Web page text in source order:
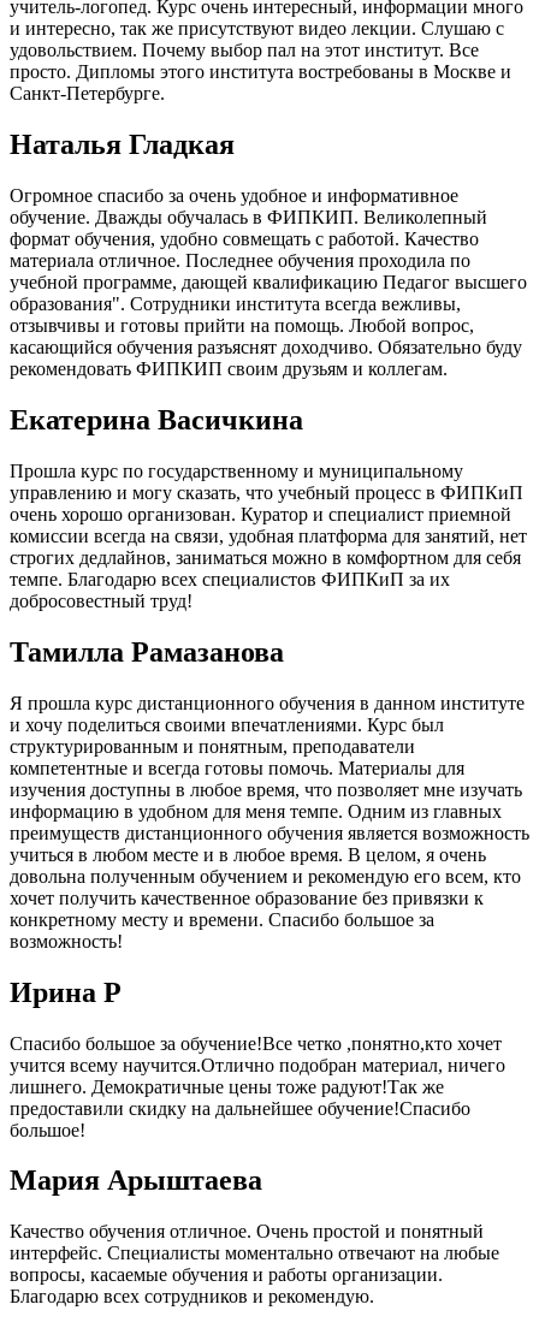
учитель-логопед. Курс очень интересный, информации много
и интересно, так же присутствуют видео лекции. Слушаю с
удовольствием. Почему выбор пал на этот институт. Все
просто. Дипломы этого института востребованы в Москве и
Санкт-Петербурге.
Наталья Гладкая
Огромное спасибо за очень удобное и информативное
обучение. Дважды обучалась в ФИПКИП. Великолепный
формат обучения, удобно совмещать с работой. Качество
материала отличное. Последнее обучения проходила по
учебной программе, дающей квалификацию Педагог высшего
образования". Сотрудники института всегда вежливы,
отзывчивы и готовы прийти на помощь. Любой вопрос,
касающийся обучения разъяснят доходчиво. Обязательно буду
рекомендовать ФИПКИП своим друзьям и коллегам.
Екатерина Васичкина
Прошла курс по государственному и муниципальному
управлению и могу сказать, что учебный процесс в ФИПКиП
очень хорошо организован. Куратор и специалист приемной
комиссии всегда на связи, удобная платформа для занятий, нет
строгих дедлайнов, заниматься можно в комфортном для себя
темпе. Благодарю всех специалистов ФИПКиП за их
добросовестный труд!
Тамилла Рамазанова
Я прошла курс дистанционного обучения в данном институте
и хочу поделиться своими впечатлениями. Курс был
структурированным и понятным, преподаватели
компетентные и всегда готовы помочь. Материалы для
изучения доступны в любое время, что позволяет мне изучать
информацию в удобном для меня темпе. Одним из главных
преимуществ дистанционного обучения является возможность
учиться в любом месте и в любое время. В целом, я очень
довольна полученным обучением и рекомендую его всем, кто
хочет получить качественное образование без привязки к
конкретному месту и времени. Спасибо большое за
возможность!
Ирина Р
Спасибо большое за обучение!Все четко ,понятно,кто хочет
учится всему научится.Отлично подобран материал, ничего
лишнего. Демократичные цены тоже радуют!Так же
предоставили скидку на дальнейшее обучение!Спасибо
большое!
Мария Арыштаева
Качество обучения отличное. Очень простой и понятный
интерфейс. Специалисты моментально отвечают на любые
вопросы, касаемые обучения и работы организации.
Благодарю всех сотрудников и рекомендую.